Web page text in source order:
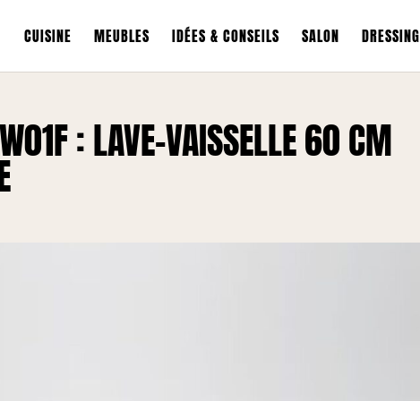
CUISINE MEUBLES IDÉES & CONSEILS SALON DRESSING
: LAVE-VAISSELLE 60 CM